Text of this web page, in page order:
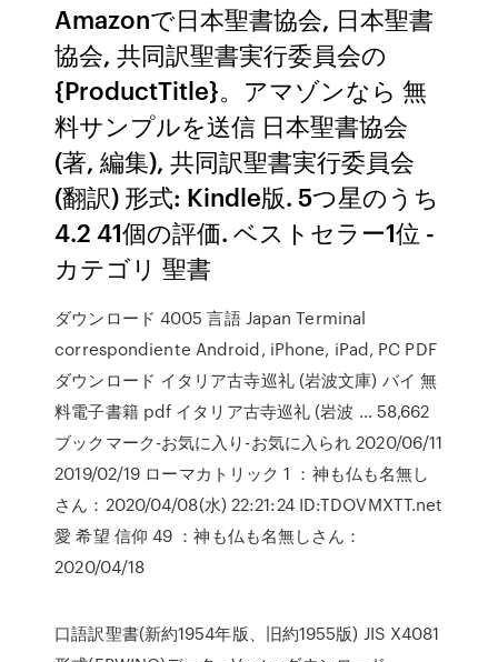
Amazonで日本聖書協会, 日本聖書
協会, 共同訳聖書実行委員会の
{ProductTitle}。アマゾンなら 無
料サンプルを送信 日本聖書協会
(著, 編集), 共同訳聖書実行委員会
(翻訳) 形式: Kindle版. 5つ星のうち
4.2 41個の評価. ベストセラー1位 -
カテゴリ 聖書
ダウンロード 4005 言語 Japan Terminal
correspondiente Android, iPhone, iPad, PC PDF
ダウンロード イタリア古寺巡礼 (岩波文庫) バイ 無
料電子書籍 pdf イタリア古寺巡礼 (岩波 … 58,662
ブックマーク-お気に入り-お気に入られ 2020/06/11
2019/02/19 ローマカトリック 1 ：神も仏も名無し
さん：2020/04/08(水) 22:21:24 ID:TDOVMXTT.net
愛 希望 信仰 49 ：神も仏も名無しさん：
2020/04/18
口語訳聖書(新約1954年版、旧約1955版) JIS X4081